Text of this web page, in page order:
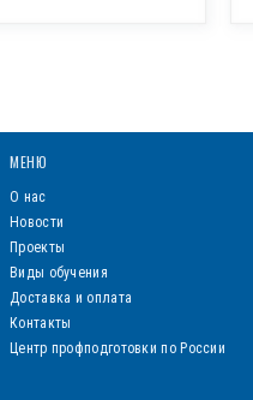
МЕНЮ
О нас
Новости
Проекты
Виды обучения
Доставка и оплата
Контакты
Центр профподготовки по России